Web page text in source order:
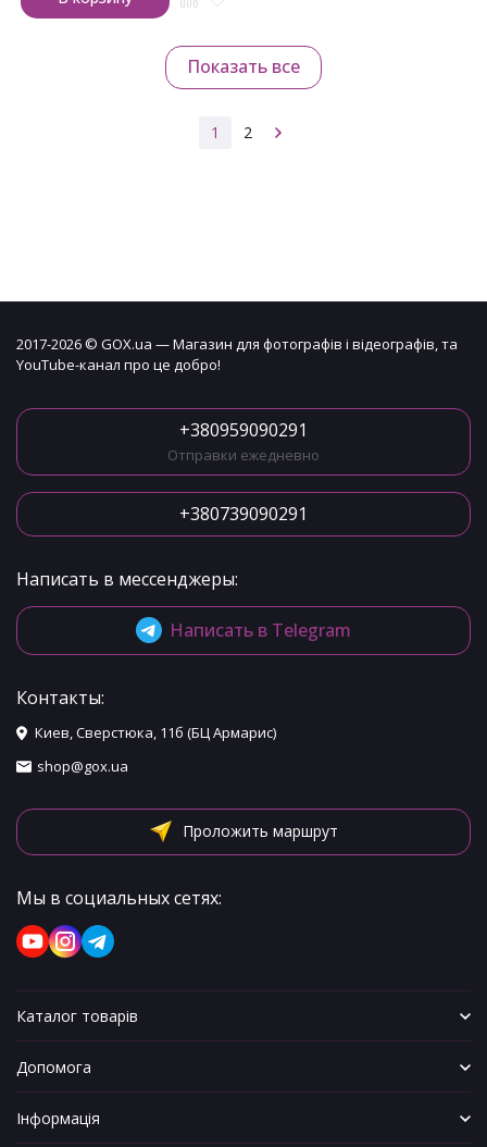
Показать все
1 2
2017-2026 © GOX.ua — Магазин для фотографів і відеографів, та
YouTube-канал про це добро!
+380959090291
Отправки ежедневно
+380739090291
Написать в мессенджеры:
Написать в Telegram
Контакты:
Киев, Сверстюка, 11б (БЦ Армарис)
shop@gox.ua
Проложить маршрут
Мы в социальных сетях:
Каталог товарів
Допомога
Інформація